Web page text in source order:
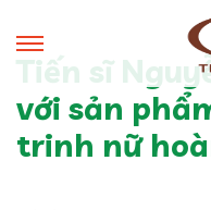
Tiến sĩ
với sản
trinh nữ